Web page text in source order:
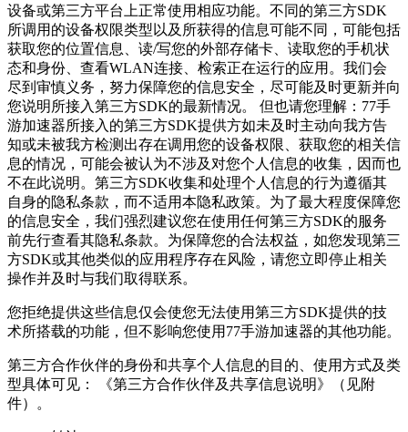
设备或第三方平台上正常使用相应功能。不同的第三方SDK
所调用的设备权限类型以及所获得的信息可能不同，可能包括
获取您的位置信息、读/写您的外部存储卡、读取您的手机状
态和身份、查看WLAN连接、检索正在运行的应用。我们会
尽到审慎义务，努力保障您的信息安全，尽可能及时更新并向
您说明所接入第三方SDK的最新情况。 但也请您理解：77手
游加速器所接入的第三方SDK提供方如未及时主动向我方告
知或未被我方检测出存在调用您的设备权限、获取您的相关信
息的情况，可能会被认为不涉及对您个人信息的收集，因而也
不在此说明。第三方SDK收集和处理个人信息的行为遵循其
自身的隐私条款，而不适用本隐私政策。为了最大程度保障您
的信息安全，我们强烈建议您在使用任何第三方SDK的服务
前先行查看其隐私条款。为保障您的合法权益，如您发现第三
方SDK或其他类似的应用程序存在风险，请您立即停止相关
操作并及时与我们取得联系。
您拒绝提供这些信息仅会使您无法使用第三方SDK提供的技
术所搭载的功能，但不影响您使用77手游加速器的其他功能。
第三方合作伙伴的身份和共享个人信息的目的、使用方式及类
型具体可见： 《第三方合作伙伴及共享信息说明》（见附
件）。